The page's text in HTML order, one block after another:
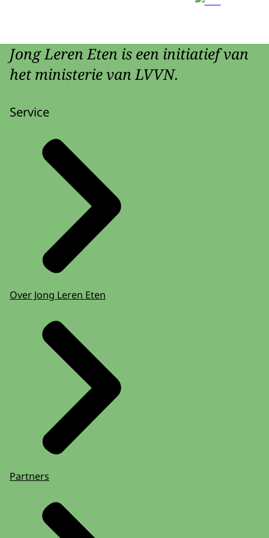
Jong Leren Eten is een initiatief van
het ministerie van LVVN.
Service
Over Jong Leren Eten
Partners